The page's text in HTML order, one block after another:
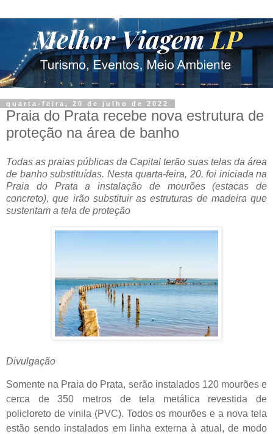
quarta-feira, 20 de julho de 2022
Praia do Prata recebe nova estrutura de
proteção na área de banho
Todas as praias públicas da Capital terão suas telas da área
de banho substituídas. Nesta quarta-feira, 20, foi iniciada na
Praia do Prata a instalação de mourões (estacas de
concreto), que irão substituir as estruturas de madeira que
sustentam a tela de proteção
Divulgação
Somente na Praia do Prata, serão instalados 120 mourões e
cerca de 350 metros de tela metálica revestida de
policloreto de vinila (PVC). Todos os mourões e a nova tela
estão sendo instalados em linha externa à atual, de modo